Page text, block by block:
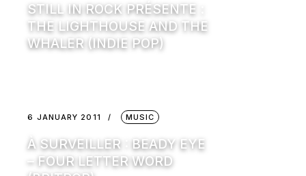
STILL IN ROCK PRÉSENTE :
THE LIGHTHOUSE AND THE
WHALER (INDIE POP)
6 JANUARY 2011 MUSIC
À SURVEILLER : BEADY EYE
– FOUR LETTER WORD